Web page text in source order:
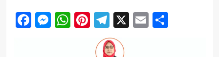
Facebook
Messenger
WhatsApp
Pinterest
Telegram
X EmailShare